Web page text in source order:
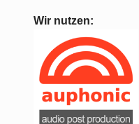
Wir nutzen: